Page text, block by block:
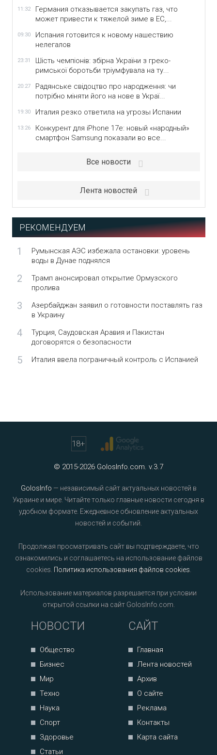
11:32
Германия отказывается закупать газ, что
может привести к тяжелой зиме в ЕС,...
09:30
Испания готовится к новому нашествию
нелегалов
23:31
Шість чемпіонів: збірна України з греко-
римської боротьби тріумфувала на ту...
20:27
Радянське свідоцтво про народження: чи
потрібно міняти його на нове в Украї...
19:30 Италия резко ответила на угрозы Испании
13:26
Конкурент для iPhone 17e: новый «народный»
смартфон Samsung показали во все...
Все новости
Лента новостей
РЕКОМЕНДУЕМ
1
Румынская АЭС избежала остановки: уровень
воды в Дунае поднялся
2
Трамп анонсировал открытие Ормузского
пролива
3
Азербайджан заявил о готовности поставлять газ
в Украину
4
Турция, Саудовская Аравия и Пакистан
договорятся о безопасности
5 Италия ввела пограничный контроль с Испанией
18+
© 2015-2026 GolosInfo.com. v.3.7
GolosInfo — независимый сайт актуальных новостей в
Украине и мире. Читайте только главные новости сегодня в
удобном формате. Ежедневное обновление актуальных
новостей и событий.
Продолжая просматривать сайт вы подтверждаете, что
ознакомились и соглашаетесь на использование файлов
cookies. Политика использования файлов cookies
Использование материалов разрешается при условии
открытой ссылки на сайт GolosInfo.com.
НОВОСТИ
Общество
Бизнес
Мир
Техно
Наука
Спорт
Здоровье
Статьи
САЙТ
Главная
Лента новостей
Архив
О сайте
Реклама
Контакты
Карта сайта